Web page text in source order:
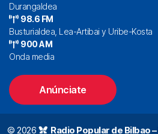
Durangaldea
98.6 FM
Busturialdea, Lea-Artibai y Uribe-Kosta
900 AM
Onda media
Anúnciate
© 2026 Radio Popular de Bilbao